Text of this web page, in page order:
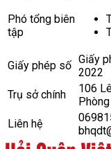
Phó tổng biên
tập
Giấy phép số Giấy
2022
Trụ sở chính
106
Phòng
Liên hệ